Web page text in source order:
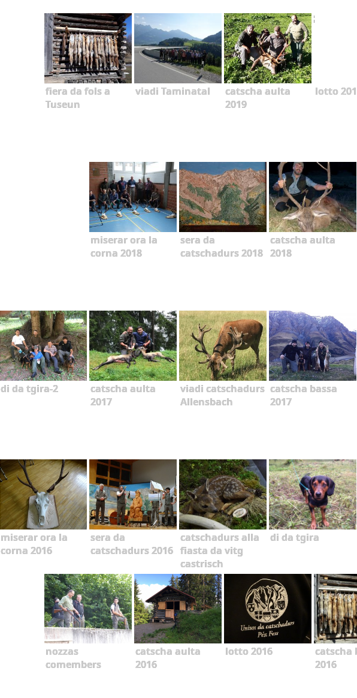
fiera da fols a
Tuseun
viadi Taminatal
catscha aulta
2019
lotto
miserar ora la
corna 2018
sera da
catschadurs 2018
catscha aulta
2018
di da tgira-2
catscha aulta
2017
viadi catschadurs
Allensbach
catscha bassa
2017
miserar ora la
corna 2016
sera da
catschadurs 2016
catschadurs alla
fiasta da vitg
castrisch
di da tgira
nozzas
comembers
catscha aulta
2016
lotto 2016
catscha
2016